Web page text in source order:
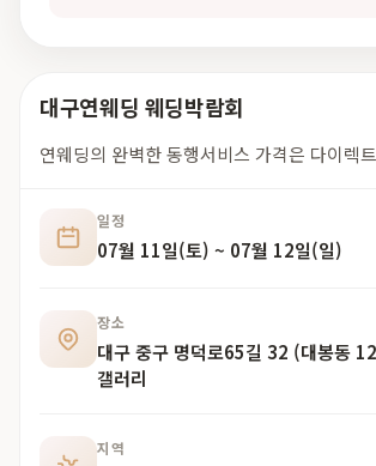
대구연웨딩 웨딩박람회
연웨딩의 완벽한 동행서비스 가격은 다이렉
일정
07월 11일(토) ~ 07월 12일(일)
장소
대구 중구 명덕로65길 32 (대봉동
갤러리
지역